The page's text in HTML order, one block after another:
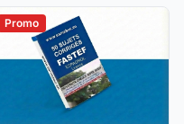
Promo